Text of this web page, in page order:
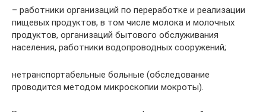
– работники организаций по переработке и реализации
пищевых продуктов, в том числе молока и молочных
продуктов, организаций бытового обслуживания
населения, работники водопроводных сооружений;
нетранспортабельные больные (обследование
проводится методом микроскопии мокроты).